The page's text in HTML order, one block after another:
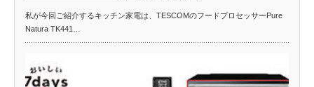
私が今回ご紹介するキッチン家電は、TESCOMのフードプロセッサーPure
Natura TK441…